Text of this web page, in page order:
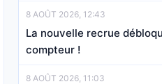
8 AOÛT 2026, 12:43
La nouvelle recrue
compteur !
8 AOÛT 2026, 11:03